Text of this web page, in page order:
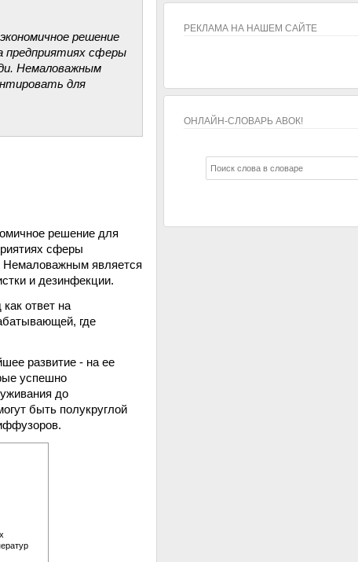
решение
предприятиях сферы
Немаловажным
для
решение для
сферы
Немаловажным является
и дезинфекции.
ответ на
где
развитие - на ее
успешно
до
быть полукруглой
РЕКЛАМА НА НАШЕМ САЙТЕ
ОНЛАЙН-СЛОВАРЬ АВОК!